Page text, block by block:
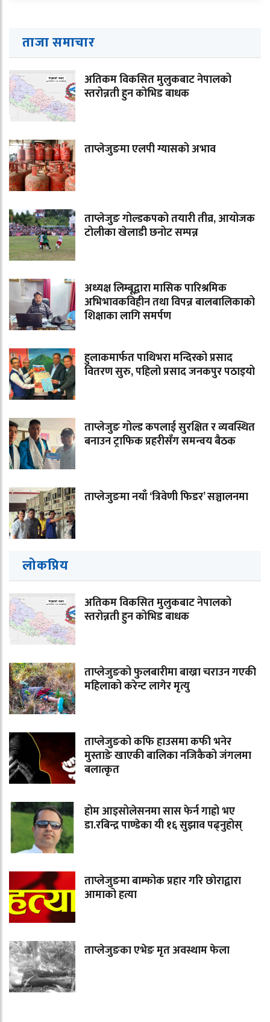
ताजा समाचार
अतिकम विकसित मुलुकबाट नेपालको
स्तरोन्नती हुन कोभिड बाधक
ताप्लेजुङमा एलपी ग्यासको अभाव
ताप्लेजुङ गोल्डकपको तयारी तीव्र, आयोजक
टोलीका खेलाडी छनोट सम्पन्न
अध्यक्ष लिम्बूद्वारा मासिक पारिश्रमिक
अभिभावकविहीन तथा विपन्न बालबालिकाको
शिक्षाका लागि समर्पण
हुलाकमार्फत पाथिभरा मन्दिरको प्रसाद
वितरण सुरु, पहिलो प्रसाद जनकपुर पठाइयो
ताप्लेजुङ गोल्ड कपलाई सुरक्षित र व्यवस्थित
बनाउन ट्राफिक प्रहरीसँग समन्वय बैठक
ताप्लेजुङमा नयाँ ‘त्रिवेणी फिडर’ सञ्चालनमा
लोकप्रिय
अतिकम विकसित मुलुकबाट नेपालको
स्तरोन्नती हुन कोभिड बाधक
ताप्लेजुङको फुलबारीमा बाख्रा चराउन गएकी
महिलाको करेन्ट लागेर मृत्यु
ताप्लेजुङको कफि हाउसमा कफी भनेर
मुस्ताङे खाएकी बालिका नजिकैको जंगलमा
बलात्कृत
होम आइसोलेसनमा सास फेर्न गाह्रो भए
डा.रबिन्द्र पाण्डेका यी १६ सुझाव पढ्नुहोस्
ताप्लेजुङमा बाम्फोक प्रहार गरि छोराद्वारा
आमाको हत्या
ताप्लेजुङका एभेङ मृत अवस्थाम फेला